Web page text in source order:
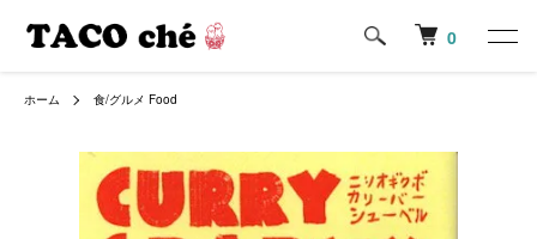
0
ホーム 食/グルメ Food